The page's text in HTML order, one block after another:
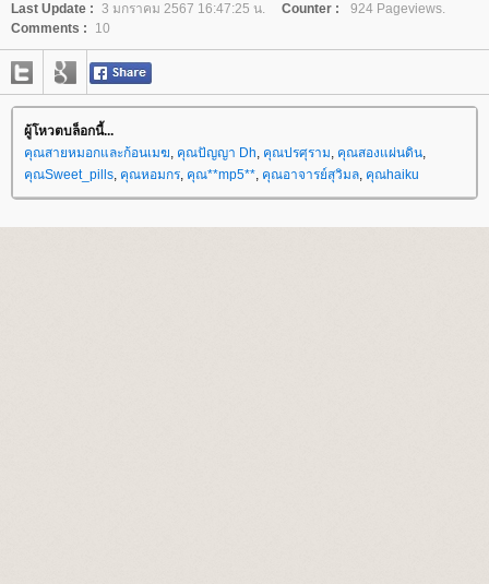
Last Update : 3 มกราคม 2567 16:47:25 น. Counter :
924 Pageviews.
Comments :
10
ผู้โหวตบล็อกนี้...
คุณสายหมอกและก้อนเมฆ, คุณปัญญา Dh, คุณปรศุราม, คุณสองแผ่นดิน,
คุณSweet_pills, คุณหอมกร, คุณ**mp5**, คุณอาจารย์สุวิมล, คุณhaiku